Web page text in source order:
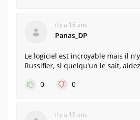
il y a 18 ans
Panas_DP
Le logiciel est incroyable mais il
Russifier, si quelqu'un le sait,
0
0
il y a 18 ans